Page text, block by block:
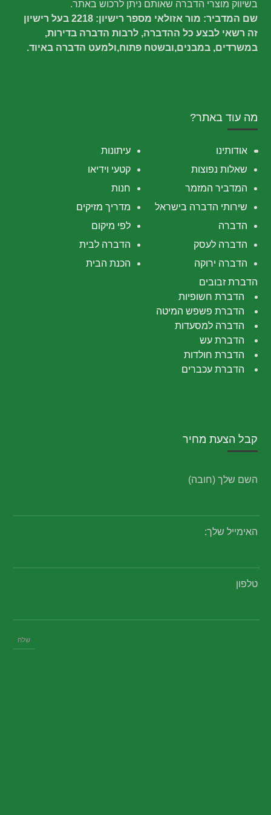
בשיווק מוצרי הדברה שאותם ניתן לרכוש באתר.
שם המדביר: מור אזולאי מספר רישיון: 2218 בעל רישיון
זה רשאי לבצע כל ההדברה, לרבות הדברה בדירות,
במשרדים, במבנים,ובשטח פתוח,ולמעט הדברה באיוד.
מה עוד באתר?
עיתונות
אודותינו
קטעי וידיאו
שאלות נפוצות
חנות
המדביר המזמר
מדריך מזיקים
שירותי הדברה בישראל
לפי מיקום
הדברה
הדברה לבית
הדברה לעסק
הכנת הבית
הדברה ירוקה
הדברת זבובים
הדברת חשופיות
הדברת פשפש המיטה
הדברה למסעדות
הדברת עש
הדברת חולדות
הדברת עכברים
קבל הצעת מחיר
השם שלך (חובה)
האימייל שלך:
טלפון